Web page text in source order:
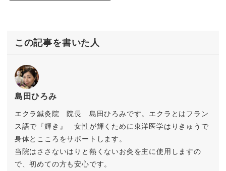
この記事を書いた人
島田ひろみ
エクラ鍼灸院 院長 島田ひろみです。エクラとはフラン
ス語で『輝き』 女性が輝くために東洋医学はりきゅうで
身体とこころをサポートします。
当院はささないはりと熱くないお灸を主に使用しますの
で、初めての方も安心です。